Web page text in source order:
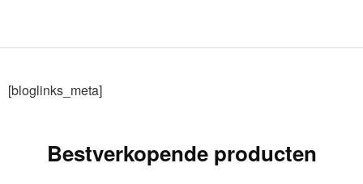
[bloglinks_meta]
Bestverkopende producten